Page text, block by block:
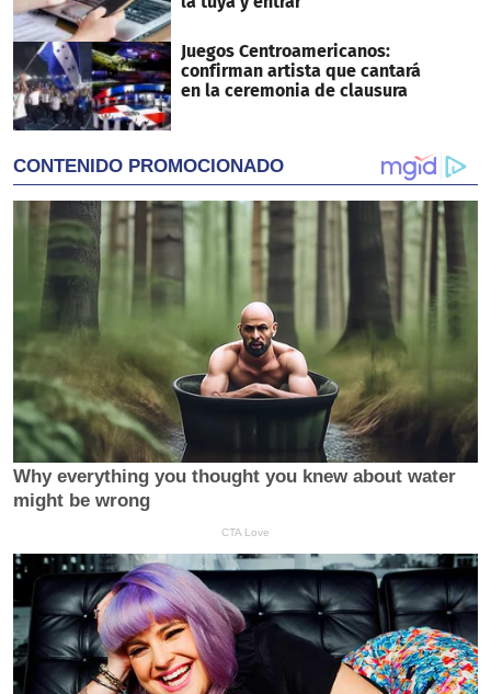
Juegos Centroamericanos:
confirman artista que cantará
en la ceremonia de clausura